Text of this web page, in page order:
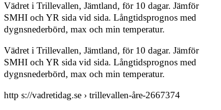
Vädret i Trillevallen, Jämtland, för 10 dagar. Jämför
SMHI och YR sida vid sida. Långtidsprognos med
dygnsnederbörd, max och min temperatur.
Vädret i Trillevallen, Jämtland, för 10 dagar. Jämför
SMHI och YR sida vid sida. Långtidsprognos med
dygnsnederbörd, max och min temperatur.
http s://vadretidag.se › trillevallen-åre-2667374